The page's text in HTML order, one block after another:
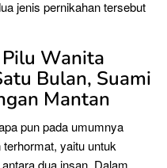
jenis pernikahan tersebut
Wanita
Bulan, Suami
Mantan
pun pada umumnya
yaitu untuk
dua insan. Dalam